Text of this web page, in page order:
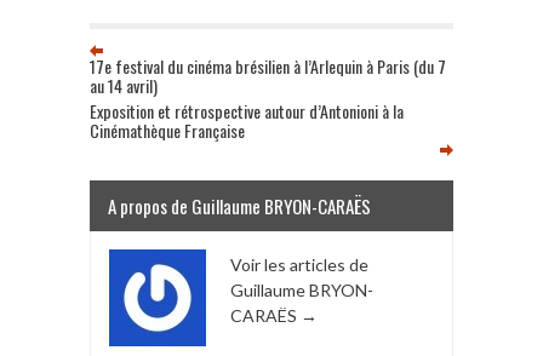
17e festival du cinéma brésilien à l’Arlequin à Paris (du 7
au 14 avril)
Exposition et rétrospective autour d’Antonioni à la
Cinémathèque Française
A propos de Guillaume BRYON-CARAËS
Voir les articles de
Guillaume BRYON-
CARAËS →